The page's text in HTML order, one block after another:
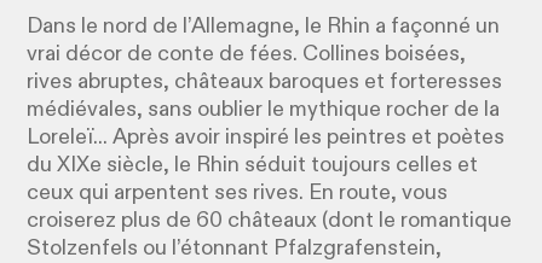
Dans le nord de l’Allemagne, le Rhin a façonné un
vrai décor de conte de fées. Collines boisées,
rives abruptes, châteaux baroques et forteresses
médiévales, sans oublier le mythique rocher de la
Loreleï... Après avoir inspiré les peintres et poètes
du XIXe siècle, le Rhin séduit toujours celles et
ceux qui arpentent ses rives. En route, vous
croiserez plus de 60 châteaux (dont le romantique
Stolzenfels ou l’étonnant Pfalzgrafenstein,